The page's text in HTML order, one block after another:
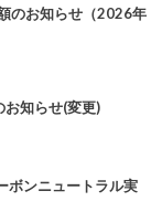
のお知らせ（2026年
知らせ(変更)
ボンニュートラル実